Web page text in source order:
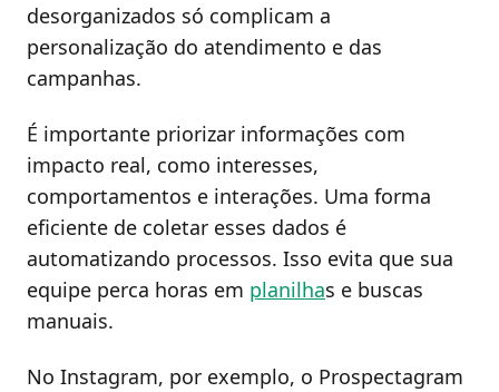
desorganizados só complicam a
personalização do atendimento e das
campanhas.
É importante priorizar informações com
impacto real, como interesses,
comportamentos e interações. Uma forma
eficiente de coletar esses dados é
automatizando processos. Isso evita que sua
equipe perca horas em planilhas e buscas
manuais.
No Instagram, por exemplo, o Prospectagram